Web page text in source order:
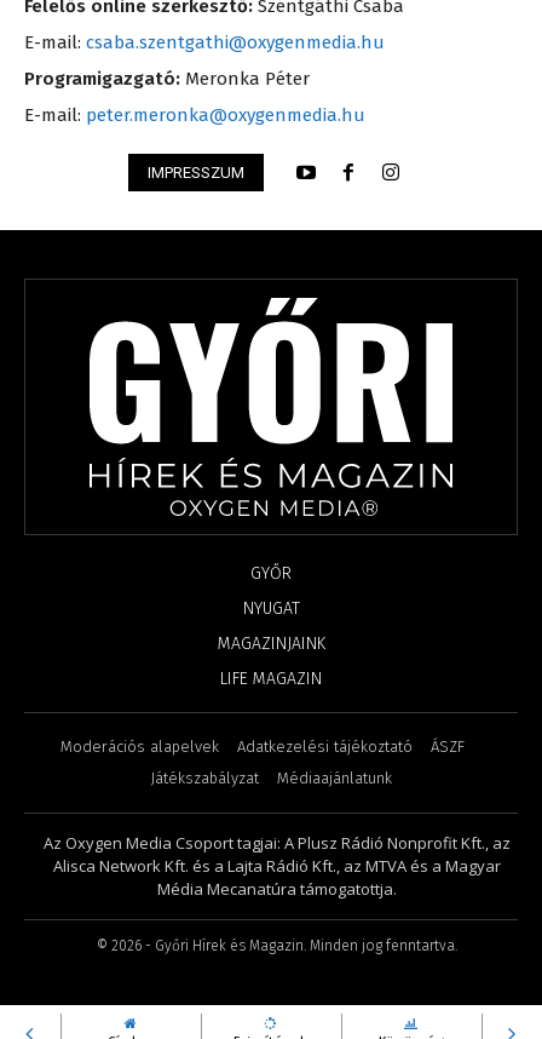
Felelős online szerkesztő: Szentgáthi Csaba
E-mail: csaba.szentgathi@oxygenmedia.hu
Programigazgató: Meronka Péter
E-mail: peter.meronka@oxygenmedia.hu
IMPRESSZUM
GYŐR
NYUGAT
MAGAZINJAINK
LIFE MAGAZIN
Moderációs alapelvek Adatkezelési tájékoztató
ÁSZF
Játékszabályzat
Médiaajánlatunk
Az Oxygen Media Csoport tagjai: A Plusz Rádió Nonprofit Kft., az
Alisca Network Kft. és a Lajta Rádió Kft., az MTVA és a Magyar
Média Mecanatúra támogatottja.
© 2026 - Győri Hírek és Magazin. Minden jog fenntartva.